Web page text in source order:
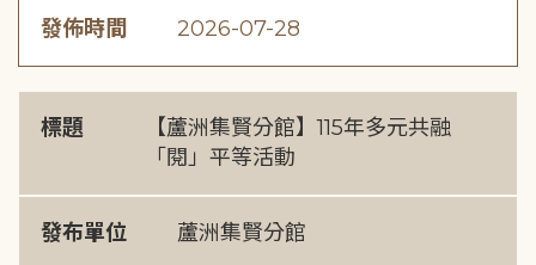
發佈時間 2026-07-28
標題
【蘆洲集賢分館】115年多元共融
「閱」平等活動
發布單位 蘆洲集賢分館